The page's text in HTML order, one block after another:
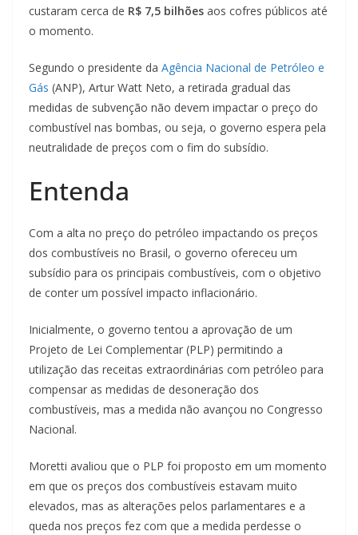
custaram cerca de R$ 7,5 bilhões aos cofres públicos até
o momento.
Segundo o presidente da Agência Nacional de Petróleo e
Gás (ANP), Artur Watt Neto, a retirada gradual das
medidas de subvenção não devem impactar o preço do
combustível nas bombas, ou seja, o governo espera pela
neutralidade de preços com o fim do subsídio.
Entenda
Com a alta no preço do petróleo impactando os preços
dos combustíveis no Brasil, o governo ofereceu um
subsídio para os principais combustíveis, com o objetivo
de conter um possível impacto inflacionário.
Inicialmente, o governo tentou a aprovação de um
Projeto de Lei Complementar (PLP) permitindo a
utilização das receitas extraordinárias com petróleo para
compensar as medidas de desoneração dos
combustíveis, mas a medida não avançou no Congresso
Nacional.
Moretti avaliou que o PLP foi proposto em um momento
em que os preços dos combustíveis estavam muito
elevados, mas as alterações pelos parlamentares e a
queda nos preços fez com que a medida perdesse o